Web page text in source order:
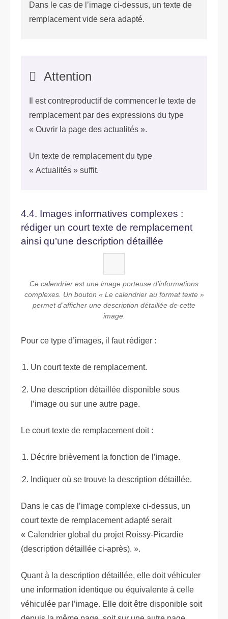
Dans le cas de l’image ci-dessus, un texte de
remplacement vide sera adapté.
Attention
Il est contreproductif de commencer le texte de
remplacement par des expressions du type
« Ouvrir la page des actualités ».
Un texte de remplacement du type
« Actualités » suffit.
4.4. Images informatives complexes :
rédiger un court texte de remplacement
ainsi qu’une description détaillée
Ce calendrier est une image porteuse d’informations
complexes. Un bouton « Le calendrier au format texte »
permet d’afficher une description détaillée de cette
image.
Pour ce type d’images, il faut rédiger :
Un court texte de remplacement.
Une description détaillée disponible sous
l’image ou sur une autre page.
Le court texte de remplacement doit :
Décrire brièvement la fonction de l’image.
Indiquer où se trouve la description détaillée.
Dans le cas de l’image complexe ci-dessus, un
court texte de remplacement adapté serait
« Calendrier global du projet Roissy-Picardie
(description détaillée ci-après). ».
Quant à la description détaillée, elle doit véhiculer
une information identique ou équivalente à celle
véhiculée par l’image. Elle doit être disponible soit